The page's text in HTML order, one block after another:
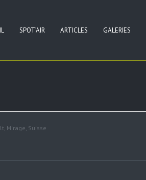
SPOT’AIR ARTICLES GALERIES
, Mirage, Suisse